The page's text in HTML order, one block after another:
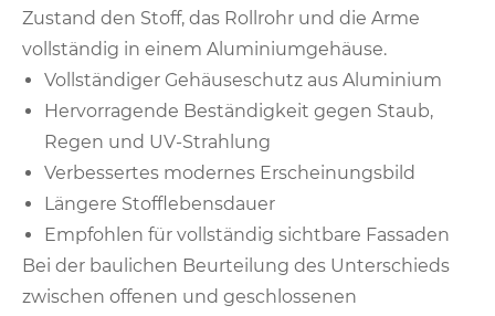
Zustand den Stoff, das Rollrohr und die Arme
vollständig in einem Aluminiumgehäuse.
Vollständiger Gehäuseschutz aus Aluminium
Hervorragende Beständigkeit gegen Staub,
Regen und UV-Strahlung
Verbessertes modernes Erscheinungsbild
Längere Stofflebensdauer
Empfohlen für vollständig sichtbare Fassaden
Bei der baulichen Beurteilung des Unterschieds
zwischen offenen und geschlossenen